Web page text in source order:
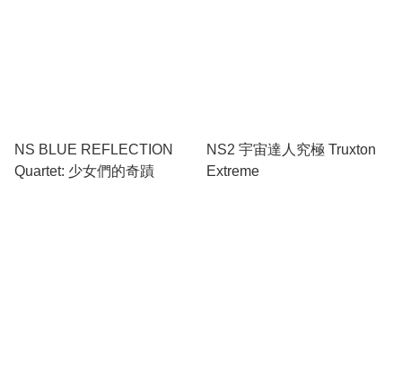
NS BLUE REFLECTION
Quartet: 少女們的奇蹟
NS2 宇宙達人究極 Truxton
Extreme